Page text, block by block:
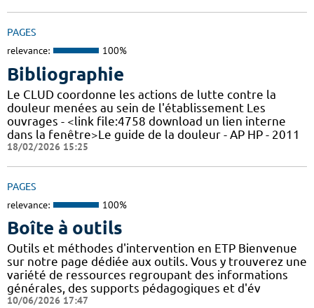
PAGES
relevance: 100%
Bibliographie
Le CLUD coordonne les actions de lutte contre la
douleur menées au sein de l'établissement Les
ouvrages - <link file:4758 download un lien interne
dans la fenêtre>Le guide de la douleur - AP HP - 2011
18/02/2026 15:25
PAGES
relevance: 100%
Boîte à outils
Outils et méthodes d'intervention en ETP Bienvenue
sur notre page dédiée aux outils. Vous y trouverez une
variété de ressources regroupant des informations
générales, des supports pédagogiques et d'év
10/06/2026 17:47